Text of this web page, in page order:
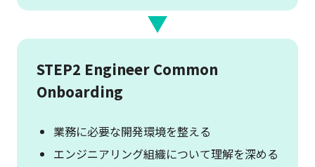
STEP2 Engineer Common
Onboarding
業務に必要な開発環境を整える
エンジニアリング組織について理解を深める